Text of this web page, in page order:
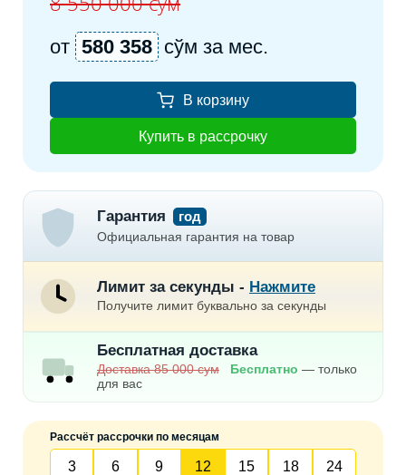
от 580 358 сўм за мес.
В корзину
Купить в рассрочку
Гарантия год
Официальная гарантия на товар
Лимит за секунды - Нажмите
Получите лимит буквально за секунды
Бесплатная доставка
Доставка 85 000 сум Бесплатно — только
для вас
Рассчёт рассрочки по месяцам
3 6 9 12 15 18 24